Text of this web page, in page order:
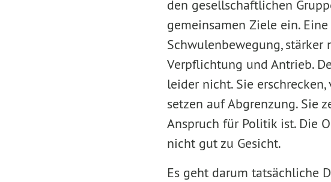
den gesellschaftlichen
gemeinsamen Ziele ein.
Schwulenbewegung, stärker
Verpflichtung und Antrieb.
leider nicht. Sie
setzen auf Abgrenzung. Sie
Anspruch für Politik ist. Die
nicht gut zu Gesicht.
Es geht darum tatsächliche